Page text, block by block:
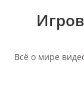
Всё о мире